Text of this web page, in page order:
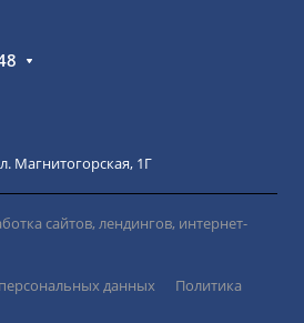
Магнитогорская, 1Г
сайтов, лендингов, интернет-
данных
Политика